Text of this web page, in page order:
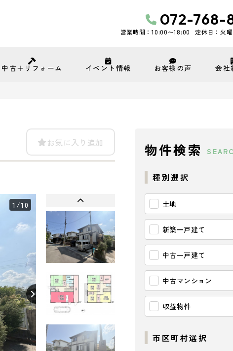
072-768-
営業時間：10:00〜18:00 定休日：火
中古＋リフォーム イベント情報 お客様の声 会社
お気に入り追加
1 /10
物件検索
種別選択
土地
新築一戸建て
中古一戸建て
中古マンション
収益物件
市区町村選択